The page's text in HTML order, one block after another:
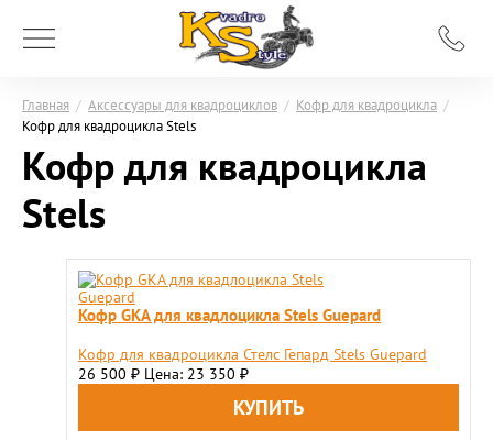
Главная / Аксессуары для квадроциклов / Кофр для квадроцикла /
Кофр для квадроцикла Stels
Кофр для квадроцикла
Stels
Кофр GKA для квадлоцикла Stels Guepard
Кофр для квадроцикла Стелс Гепард Stels Guepard
26 500 ₽ Цена: 23 350 ₽